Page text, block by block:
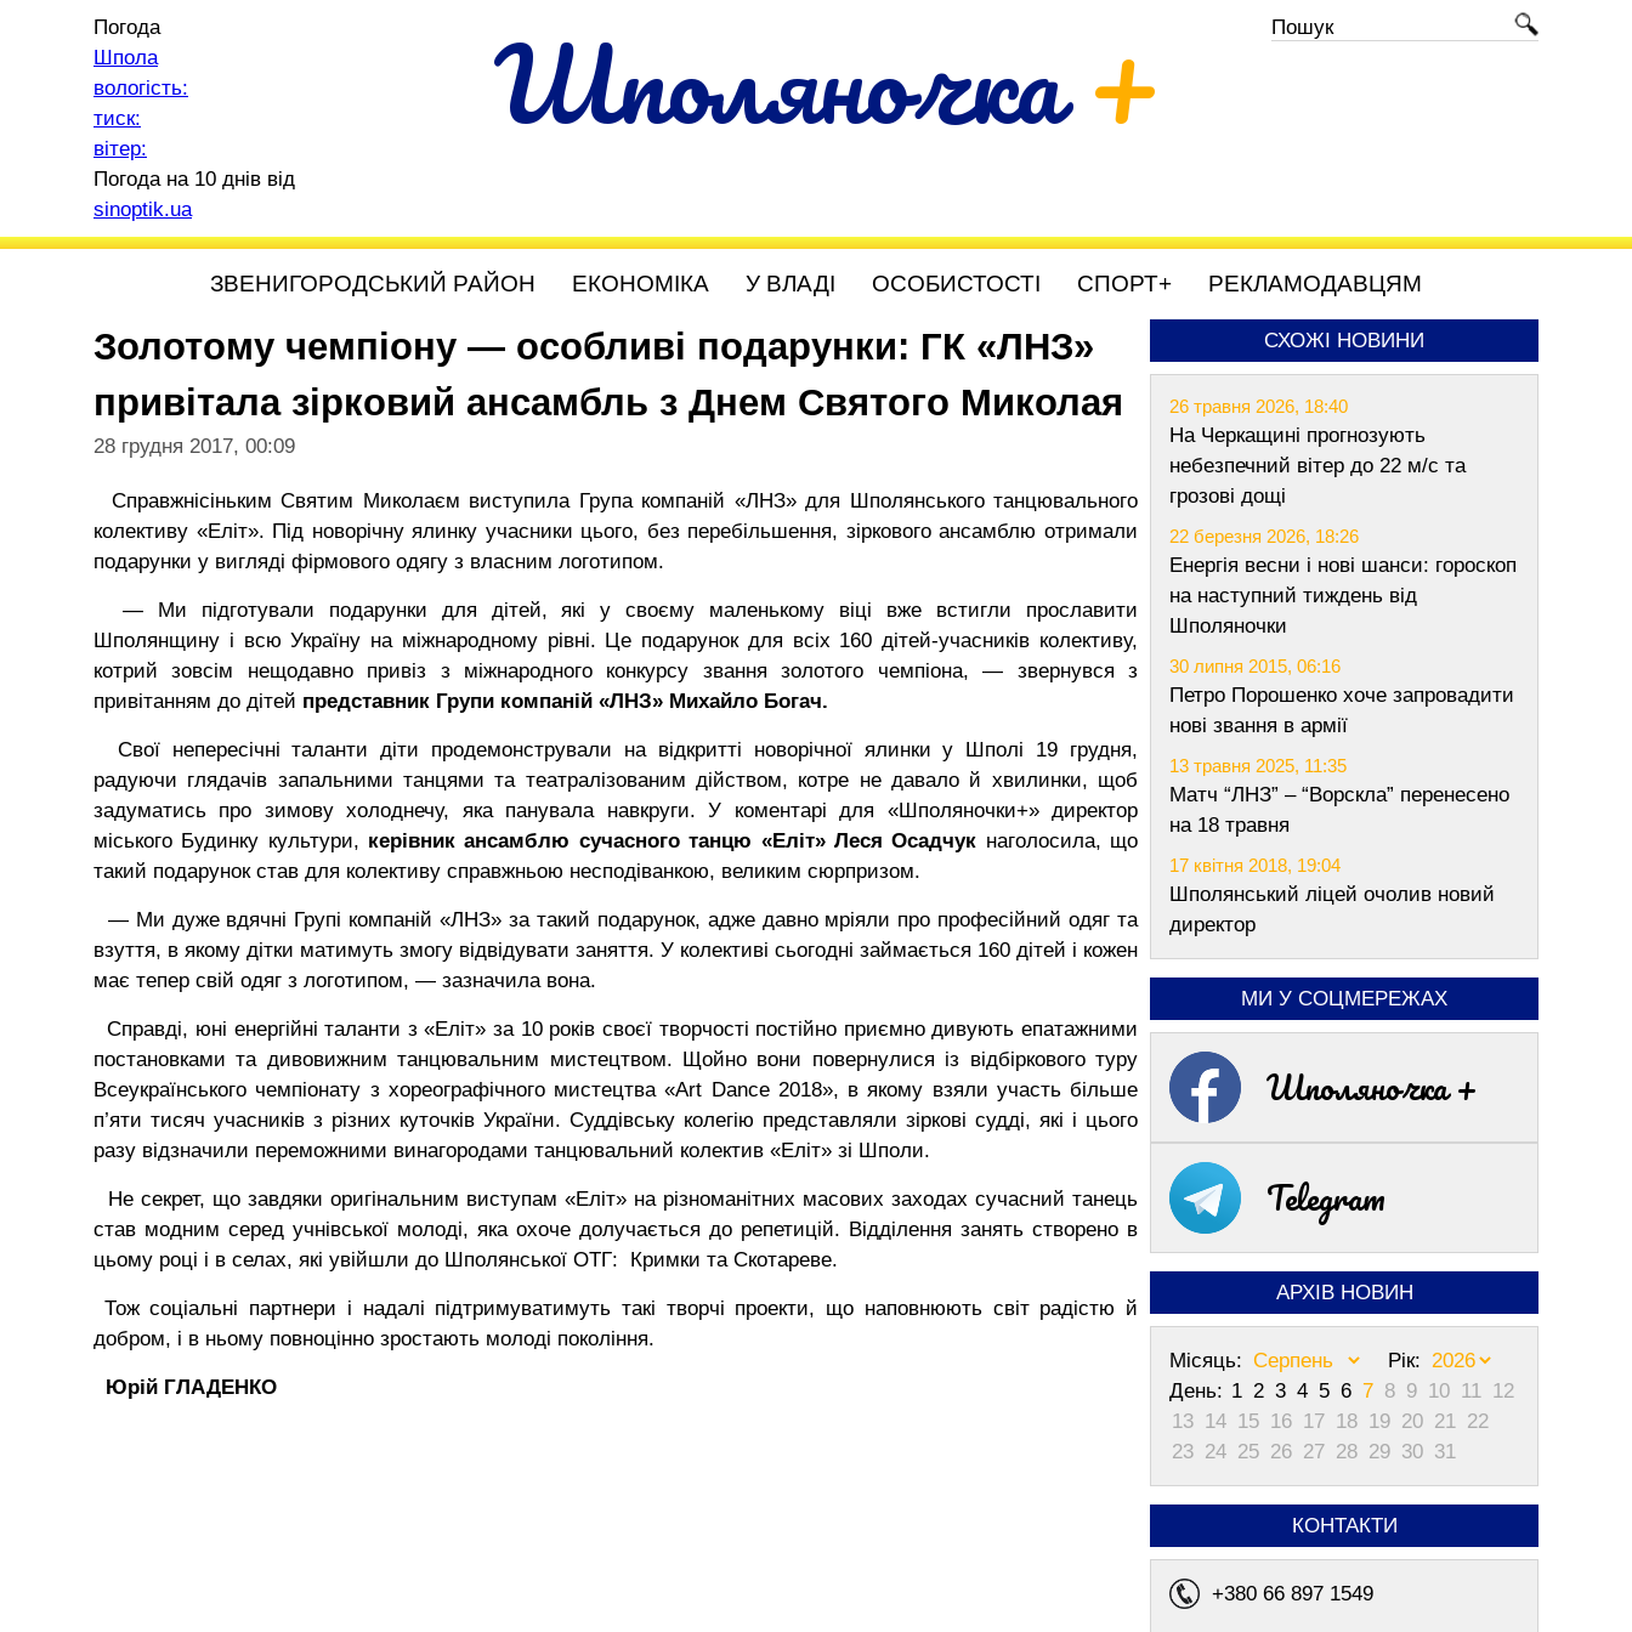
Шполяночка+
Погода
Шпола
вологість:
тиск:
вітер:
Погода на 10 днів від
sinoptik.ua
ЗВЕНИГОРОДСЬКИЙ РАЙОН ЕКОНОМІКА У ВЛАДІ ОСОБИСТОСТІ СПОРТ+ РЕКЛАМОДАВЦЯМ
Золотому чемпіону — особливі подарунки: ГК «ЛНЗ»
привітала зірковий ансамбль з Днем Святого Миколая
28 грудня 2017, 00:09
Справжнісіньким Святим Миколаєм виступила Група компаній «ЛНЗ» для Шполянського танцювального
колективу «Еліт». Під новорічну ялинку учасники цього, без перебільшення, зіркового ансамблю отримали
подарунки у вигляді фірмового одягу з власним логотипом.
— Ми підготували подарунки для дітей, які у своєму маленькому віці вже встигли прославити
Шполянщину і всю Україну на міжнародному рівні. Це подарунок для всіх 160 дітей-учасників колективу,
котрий зовсім нещодавно привіз з міжнародного конкурсу звання золотого чемпіона, — звернувся з
привітанням до дітей представник Групи компаній «ЛНЗ» Михайло Богач.
Свої непересічні таланти діти продемонстрували на відкритті новорічної ялинки у Шполі 19 грудня,
радуючи глядачів запальними танцями та театралізованим дійством, котре не давало й хвилинки, щоб
задуматись про зимову холоднечу, яка панувала навкруги. У коментарі для «Шполяночки+» директор
міського Будинку культури, керівник ансамблю сучасного танцю «Еліт» Леся Осадчук наголосила, що
такий подарунок став для колективу справжньою несподіванкою, великим сюрпризом.
— Ми дуже вдячні Групі компаній «ЛНЗ» за такий подарунок, адже давно мріяли про професійний одяг та
взуття, в якому дітки матимуть змогу відвідувати заняття. У колективі сьогодні займається 160 дітей і кожен
має тепер свій одяг з логотипом, — зазначила вона.
Справді, юні енергійні таланти з «Еліт» за 10 років своєї творчості постійно приємно дивують епатажними
постановками та дивовижним танцювальним мистецтвом. Щойно вони повернулися із відбіркового туру
Всеукраїнського чемпіонату з хореографічного мистецтва «Art Dance 2018», в якому взяли участь більше
п’яти тисяч учасників з різних куточків України. Суддівську колегію представляли зіркові судді, які і цього
разу відзначили переможними винагородами танцювальний колектив «Еліт» зі Шполи.
Не секрет, що завдяки оригінальним виступам «Еліт» на різноманітних масових заходах сучасний танець
став модним серед учнівської молоді, яка охоче долучається до репетицій. Відділення занять створено в
цьому році і в селах, які увійшли до Шполянської ОТГ: Кримки та Скотареве.
Тож соціальні партнери і надалі підтримуватимуть такі творчі проекти, що наповнюють світ радістю й
добром, і в ньому повноцінно зростають молоді покоління.
Юрій ГЛАДЕНКО
СХОЖІ НОВИНИ
26 травня 2026, 18:40
На Черкащині прогнозують
небезпечний вітер до 22 м/с та
грозові дощі
22 березня 2026, 18:26
Енергія весни і нові шанси: гороскоп
на наступний тиждень від
Шполяночки
30 липня 2015, 06:16
Петро Порошенко хоче запровадити
нові звання в армії
13 травня 2025, 11:35
Матч “ЛНЗ” – “Ворскла” перенесено
на 18 травня
17 квітня 2018, 19:04
Шполянський ліцей очолив новий
директор
МИ У СОЦМЕРЕЖАХ
Шполяночка +
Telegram
АРХІВ НОВИН
Місяць:
Рік:
День: 1 2 3 4 5 6 7 8 9 10 11 12
13 14 15 16 17 18 19 20 21 22
23 24 25 26 27 28 29 30 31
КОНТАКТИ
+380 66 897 1549